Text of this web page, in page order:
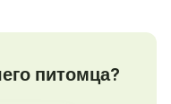
питомца?